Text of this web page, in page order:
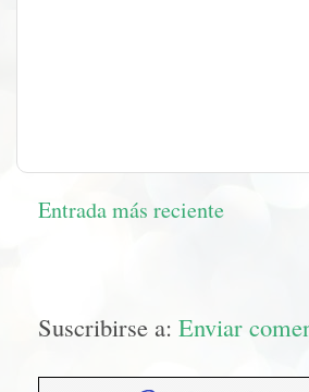
Entrada más reciente
Suscribirse a: Enviar